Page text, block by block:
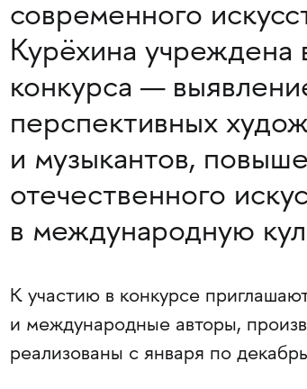
современного
Курёхина учреждена
конкурса —
перспективных
и музыкантов,
отечественного
в международную
К участию в конкурсе
и международные авторы,
реализованы с января по